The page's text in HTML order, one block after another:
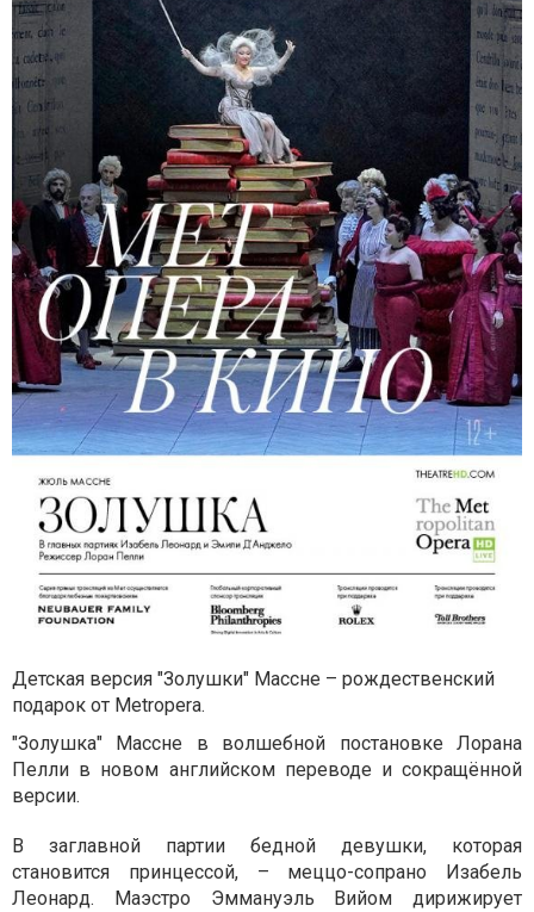
Детская версия "Золушки" Массне – рождественский
подарок от Metropera.
"Золушка" Массне в волшебной постановке Лорана
Пелли в новом английском переводе и сокращённой
версии.
В заглавной партии бедной девушки, которая
становится принцессой, – меццо-сопрано Изабель
Леонард. Маэстро Эммануэль Вийом дирижирует